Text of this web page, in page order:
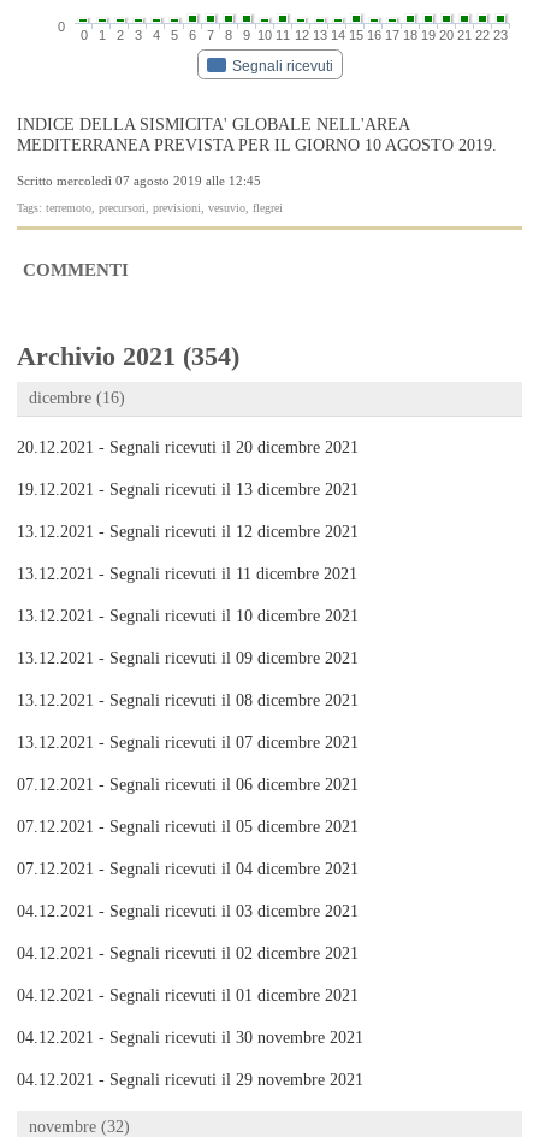
Segnali ricevuti
0 1 2 3 4 5 6 7 8 9 10 11 12 13 14 15 16 17 18 19 20 21 22 23
0
INDICE DELLA SISMICITA' GLOBALE NELL'AREA
MEDITERRANEA PREVISTA PER IL GIORNO 10 AGOSTO 2019.
Scritto mercoledì 07 agosto 2019 alle 12:45
Tags: terremoto, precursori, previsioni, vesuvio, flegrei
COMMENTI
Archivio 2021 (354)
dicembre (16)
20.12.2021 - Segnali ricevuti il 20 dicembre 2021
19.12.2021 - Segnali ricevuti il 13 dicembre 2021
13.12.2021 - Segnali ricevuti il 12 dicembre 2021
13.12.2021 - Segnali ricevuti il 11 dicembre 2021
13.12.2021 - Segnali ricevuti il 10 dicembre 2021
13.12.2021 - Segnali ricevuti il 09 dicembre 2021
13.12.2021 - Segnali ricevuti il 08 dicembre 2021
13.12.2021 - Segnali ricevuti il 07 dicembre 2021
07.12.2021 - Segnali ricevuti il 06 dicembre 2021
07.12.2021 - Segnali ricevuti il 05 dicembre 2021
07.12.2021 - Segnali ricevuti il 04 dicembre 2021
04.12.2021 - Segnali ricevuti il 03 dicembre 2021
04.12.2021 - Segnali ricevuti il 02 dicembre 2021
04.12.2021 - Segnali ricevuti il 01 dicembre 2021
04.12.2021 - Segnali ricevuti il 30 novembre 2021
04.12.2021 - Segnali ricevuti il 29 novembre 2021
novembre (32)